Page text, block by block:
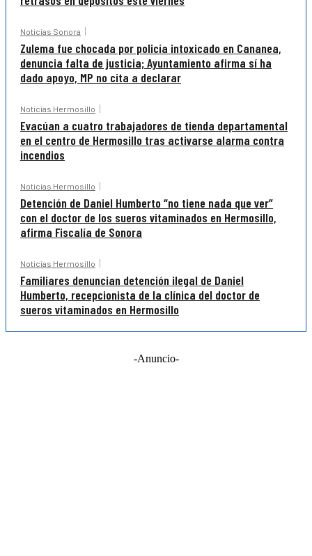
Noticias Sonora
Zulema fue chocada por policía intoxicado en Cananea,
denuncia falta de justicia; Ayuntamiento afirma sí ha
dado apoyo, MP no cita a declarar
Noticias Hermosillo
Evacúan a cuatro trabajadores de tienda departamental
en el centro de Hermosillo tras activarse alarma contra
incendios
Noticias Hermosillo
Detención de Daniel Humberto “no tiene nada que ver”
con el doctor de los sueros vitaminados en Hermosillo,
afirma Fiscalía de Sonora
Noticias Hermosillo
Familiares denuncian detención ilegal de Daniel
Humberto, recepcionista de la clínica del doctor de
sueros vitaminados en Hermosillo
-Anuncio-